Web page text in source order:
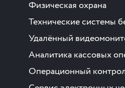
Физическая охрана
Технические системы
Удалённый
Аналитика кассовых
Операционный